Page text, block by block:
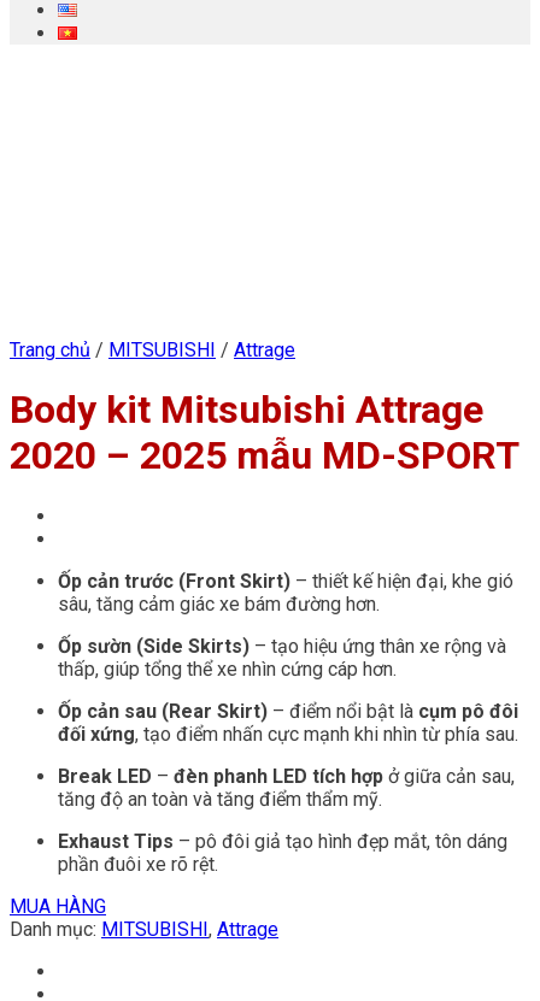
Trang chủ / MITSUBISHI / Attrage
Body kit Mitsubishi Attrage
2020 – 2025 mẫu MD-SPORT
Ốp cản trước (Front Skirt) – thiết kế hiện đại, khe gió
sâu, tăng cảm giác xe bám đường hơn.
Ốp sườn (Side Skirts) – tạo hiệu ứng thân xe rộng và
thấp, giúp tổng thể xe nhìn cứng cáp hơn.
Ốp cản sau (Rear Skirt) – điểm nổi bật là cụm pô đôi
đối xứng, tạo điểm nhấn cực mạnh khi nhìn từ phía sau.
Break LED – đèn phanh LED tích hợp ở giữa cản sau,
tăng độ an toàn và tăng điểm thẩm mỹ.
Exhaust Tips – pô đôi giả tạo hình đẹp mắt, tôn dáng
phần đuôi xe rõ rệt.
MUA HÀNG
Danh mục: MITSUBISHI, Attrage